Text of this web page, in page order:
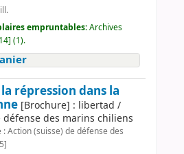
empruntables:Archives
(1).
répression dans la
[Brochure] : libertad /
défense des marins chiliens
: Action (suisse) de défense des